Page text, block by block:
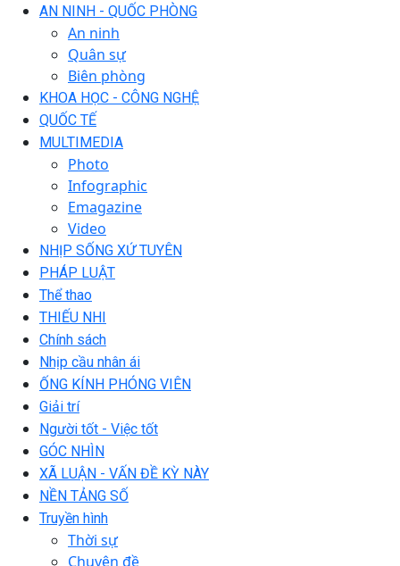
AN NINH - QUỐC PHÒNG
An ninh
Quân sự
Biên phòng
KHOA HỌC - CÔNG NGHỆ
QUỐC TẾ
MULTIMEDIA
Photo
Infographic
Emagazine
Video
NHỊP SỐNG XỨ TUYÊN
PHÁP LUẬT
Thể thao
THIẾU NHI
Chính sách
Nhịp cầu nhân ái
ỐNG KÍNH PHÓNG VIÊN
Giải trí
Người tốt - Việc tốt
GÓC NHÌN
XÃ LUẬN - VẤN ĐỀ KỲ NÀY
NỀN TẢNG SỐ
Truyền hình
Thời sự
Chuyên đề